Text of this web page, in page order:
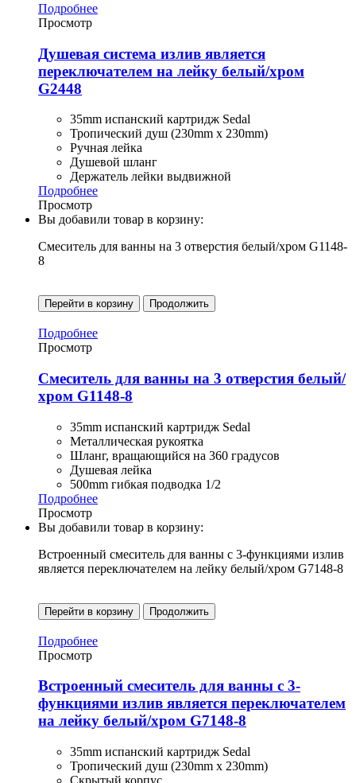
Подробнее
Просмотр
Душевая система излив является
переключателем на лейку белый/хром
G2448
35mm испанский картридж Sedal
Тропический душ (230mm x 230mm)
Ручная лейка
Душевой шланг
Держатель лейки выдвижной
Подробнее
Просмотр
Вы добавили товар в корзину:
Смеситель для ванны на 3 отверстия белый/хром G1148-
8
Перейти в корзину Продолжить
Подробнее
Просмотр
Смеситель для ванны на 3 отверстия белый/
хром G1148-8
35mm испанский картридж Sedal
Металлическая рукоятка
Шланг, вращающийся на 360 градусов
Душевая лейка
500mm гибкая подводка 1/2
Подробнее
Просмотр
Вы добавили товар в корзину:
Встроенный смеситель для ванны с 3-функциями излив
является переключателем на лейку белый/хром G7148-8
Перейти в корзину Продолжить
Подробнее
Просмотр
Встроенный смеситель для ванны с 3-
функциями излив является переключателем
на лейку белый/хром G7148-8
35mm испанский картридж Sedal
Тропический душ (230mm x 230mm)
Скрытый корпус